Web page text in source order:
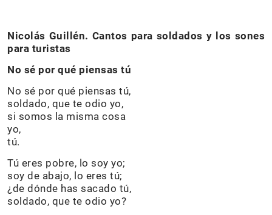
Nicolás Guillén. Cantos para soldados y los sones
para turistas
No sé por qué piensas tú
No sé por qué piensas tú,
soldado, que te odio yo,
si somos la misma cosa
yo,
tú.
Tú eres pobre, lo soy yo;
soy de abajo, lo eres tú;
¿de dónde has sacado tú,
soldado, que te odio yo?